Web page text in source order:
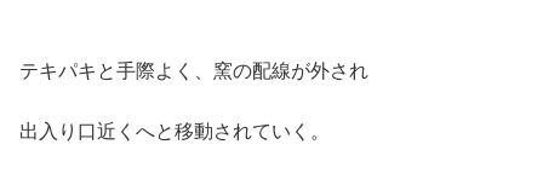
テキパキと手際よく、窯の配線が外され
出入り口近くへと移動されていく。